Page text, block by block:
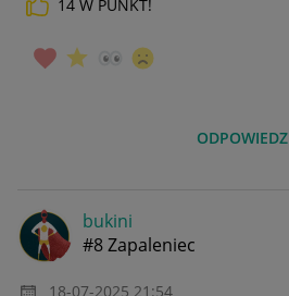
14 W PUNKT!
ODPOWIEDZ
bukini
#8 Zapaleniec
‎18-07-2025 21:54